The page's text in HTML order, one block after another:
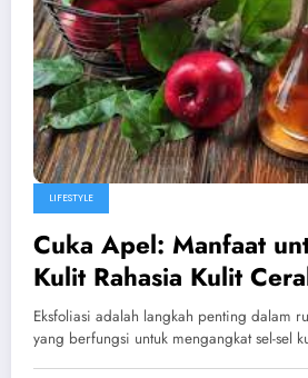
LIFESTYLE
Cuka Apel: Manfaat
Kulit Rahasia Kulit
Eksfoliasi adalah langkah penting dalam
yang berfungsi untuk mengangkat sel-sel